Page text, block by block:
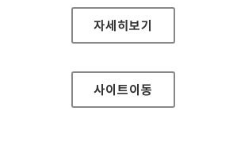
광주광역시 북구청 대표 홈
자세히보기
사이트이동